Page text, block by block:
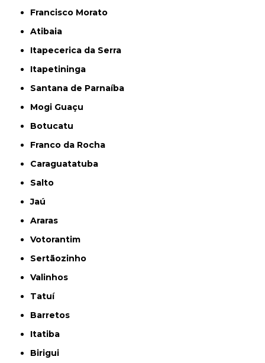
Francisco Morato
Atibaia
Itapecerica da Serra
Itapetininga
Santana de Parnaíba
Mogi Guaçu
Botucatu
Franco da Rocha
Caraguatatuba
Salto
Jaú
Araras
Votorantim
Sertãozinho
Valinhos
Tatuí
Barretos
Itatiba
Birigui